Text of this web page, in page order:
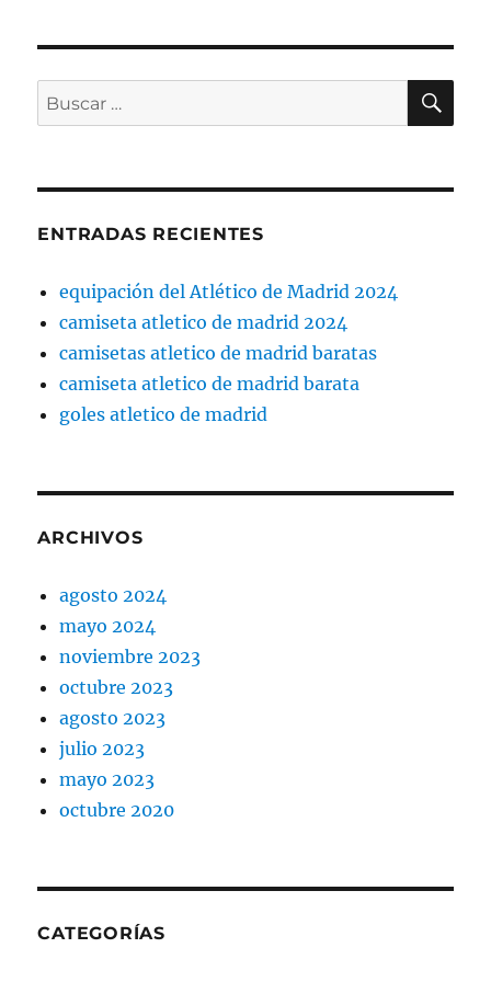
Buscar
por:
ENTRADAS RECIENTES
equipación del Atlético de Madrid 2024
camiseta atletico de madrid 2024
camisetas atletico de madrid baratas
camiseta atletico de madrid barata
goles atletico de madrid
ARCHIVOS
agosto 2024
mayo 2024
noviembre 2023
octubre 2023
agosto 2023
julio 2023
mayo 2023
octubre 2020
CATEGORÍAS